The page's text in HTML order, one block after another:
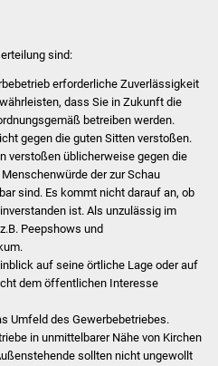
Dienstleistungen
Lebenslagen
Formulare
Bürgerinfos
Bildung
Kindergärten
sind:
erforderliche Zuverlässigkeit
dass Sie in Zukunft die
betreiben werden.
gegen die guten Sitten verstoßen.
verstoßen üblicherweise gegen die
der zur Schau
sind. Es kommt nicht darauf an, ob
ist. Als unzulässig im
Peepshows und
auf seine örtliche Lage oder auf
dem öffentlichen Interesse
Umfeld des Gewerbebetriebes.
in unmittelbarer Nähe von Kirchen
sollten nicht ungewollt